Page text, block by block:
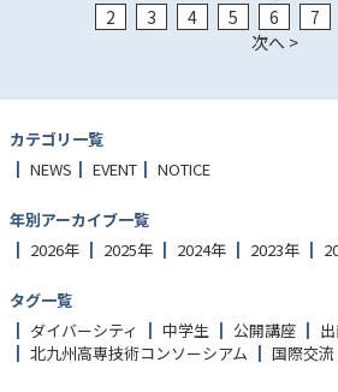
2
3 4 5 6 7
次へ >
カテゴリ一覧
NEWS
EVENT NOTICE
年別アーカイブ一覧
2026年
2025年 2024年 2023年
タグ一覧
ダイバーシティ
中学生 公開講座
北九州高専技術コンソーシアム
国際交流